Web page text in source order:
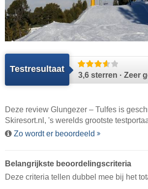
Testresultaat
3,6 sterren · Zeer
Deze review Glungezer – Tulfes is
Skiresort.nl , 's werelds grootste
Zo wordt er beoordeeld
Belangrijkste beoordelingscriteria
Deze criteria tellen dubbel mee bij het